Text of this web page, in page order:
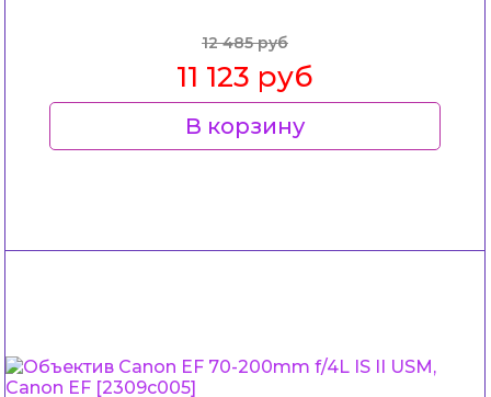
12 485 руб
11 123 руб
В корзину